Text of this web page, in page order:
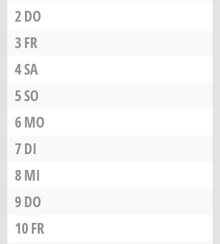
2DO
3FR
4SA
5SO
6MO
7DI
8MI
9DO
10FR